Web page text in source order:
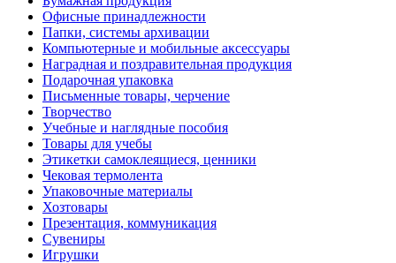
Офисные принадлежности
Папки, системы архивации
Компьютерные и мобильные аксессуары
Наградная и поздравительная продукция
Подарочная упаковка
Письменные товары, черчение
Творчество
Учебные и наглядные пособия
Товары для учебы
Этикетки самоклеящиеся, ценники
Чековая термолента
Упаковочные материалы
Хозтовары
Презентация, коммуникация
Сувениры
Игрушки